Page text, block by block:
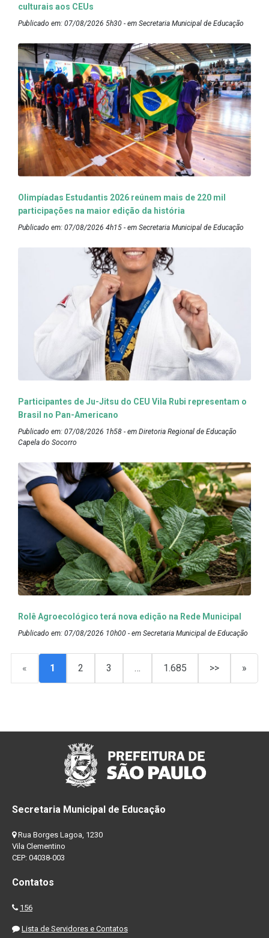
culturais aos CEUs
Publicado em: 07/08/2026 5h30 - em Secretaria Municipal de Educação
Olimpíadas Estudantis 2026 reúnem mais de 220 mil
participações na maior edição da história
Publicado em: 07/08/2026 4h15 - em Secretaria Municipal de Educação
Participantes de Ju-Jitsu do CEU Vila Rubi representam o
Brasil no Pan-Americano
Publicado em: 07/08/2026 1h58 - em Diretoria Regional de Educação
Capela do Socorro
Rolê Agroecológico terá nova edição na Rede Municipal
Publicado em: 07/08/2026 10h00 - em Secretaria Municipal de Educação
« 1 2 3 … 1.685 >> »
Secretaria Municipal de Educação
Rua Borges Lagoa, 1230
Vila Clementino
CEP: 04038-003
Contatos
156
Lista de Servidores e Contatos